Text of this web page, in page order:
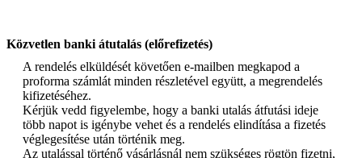
Közvetlen banki átutalás (előrefizetés)
A rendelés elküldését követően e-mailben megkapod a
proforma számlát minden részletével együtt, a megrendelés
kifizetéséhez.
Kérjük vedd figyelembe, hogy a banki utalás átfutási ideje
több napot is igénybe vehet és a rendelés elindítása a fizetés
véglegesítése után történik meg.
Az utalással történő vásárlásnál nem szükséges rögtön fizetni,